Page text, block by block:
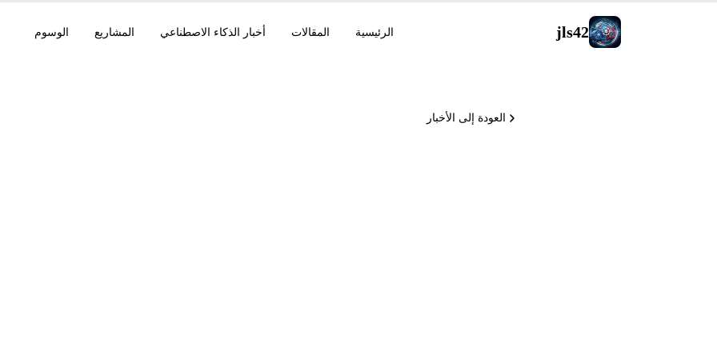
jls42 الرئيسية المقالات أخبار الذكاء الاصطناعي المشاريع الوسوم
العودة إلى الأخبار